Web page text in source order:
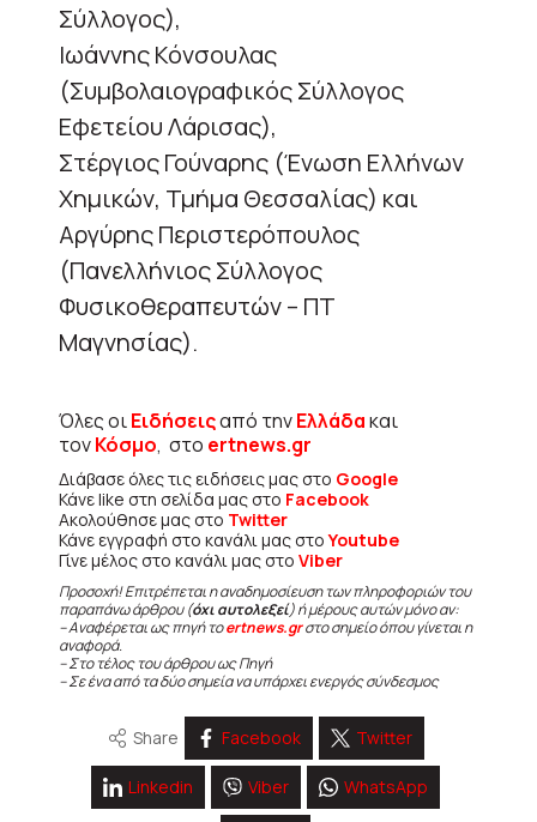
Σύλλογος),
Ιωάννης Κόνσουλας
(Συμβολαιογραφικός Σύλλογος
Εφετείου Λάρισας),
Στέργιος Γούναρης (Ένωση Ελλήνων
Χημικών, Τμήμα Θεσσαλίας) και
Αργύρης Περιστερόπουλος
(Πανελλήνιος Σύλλογος
Φυσικοθεραπευτών – ΠΤ
Μαγνησίας).
Όλες οιΕιδήσειςαπό τηνΕλλάδακαι
τονΚόσμο, στο ertnews.gr
Διάβασε όλες τις ειδήσεις μας στο Google
Κάνε like στη σελίδα μας στο Facebook
Ακολούθησε μας στο Twitter
Κάνε εγγραφή στο κανάλι μας στοYoutube
Γίνε μέλος στο κανάλι μας στο Viber
Προσοχή! Επιτρέπεται η αναδημοσίευση των πληροφοριών του
παραπάνω άρθρου (όχι αυτολεξεί) ή μέρους αυτών μόνο αν:
– Αναφέρεται ως πηγή τοertnews.grστο σημείο όπου γίνεται η
αναφορά.
– Στο τέλος του άρθρου ως Πηγή
– Σε ένα από τα δύο σημεία να υπάρχει ενεργός σύνδεσμος
Share Facebook Twitter
Linkedin Viber WhatsApp